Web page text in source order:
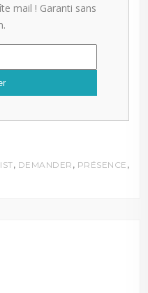
mail ! Garanti sans
, DEMANDER , PRÉSENCE ,